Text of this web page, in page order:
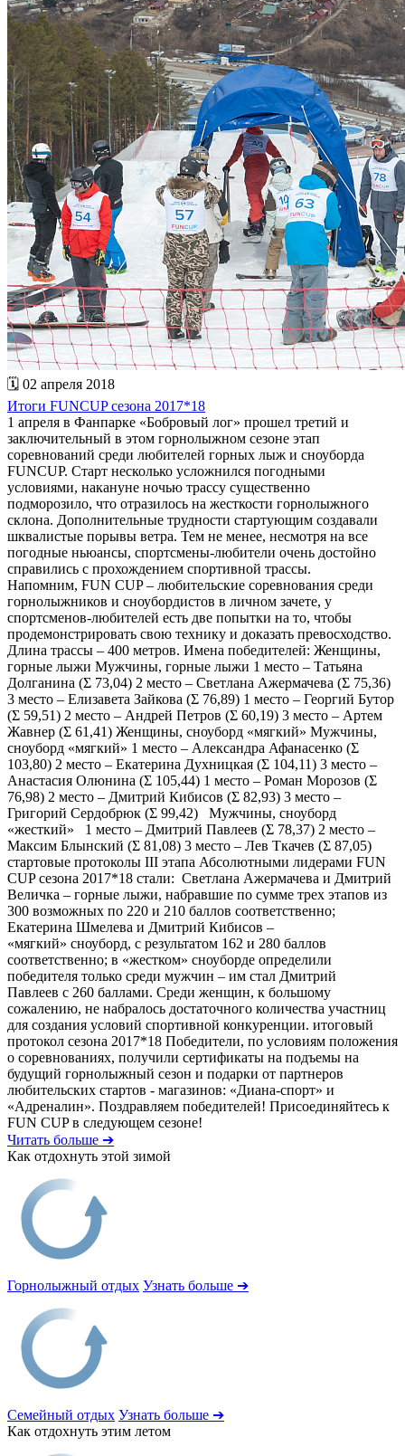
🗓 02 апреля 2018
Итоги FUNCUP сезона 2017*18
1 апреля в Фанпарке «Бобровый лог» прошел третий и
заключительный в этом горнолыжном сезоне этап
соревнований среди любителей горных лыж и сноуборда
FUNCUP. Старт несколько усложнился погодными
условиями, накануне ночью трассу существенно
подморозило, что отразилось на жесткости горнолыжного
склона. Дополнительные трудности стартующим создавали
шквалистые порывы ветра. Тем не менее, несмотря на все
погодные ньюансы, спортсмены-любители очень достойно
справились с прохождением спортивной трассы.
Напомним, FUN CUP – любительские соревнования среди
горнолыжников и сноубордистов в личном зачете, у
спортсменов-любителей есть две попытки на то, чтобы
продемонстрировать свою технику и доказать превосходство.
Длина трассы – 400 метров. Имена победителей: Женщины,
горные лыжи Мужчины, горные лыжи 1 место – Татьяна
Долганина (Ʃ 73,04) 2 место – Светлана Ажермачева (Ʃ 75,36)
3 место – Елизавета Зайкова (Ʃ 76,89) 1 место – Георгий Бутор
(Ʃ 59,51) 2 место – Андрей Петров (Ʃ 60,19) 3 место – Артем
Жавнер (Ʃ 61,41) Женщины, сноуборд «мягкий» Мужчины,
сноуборд «мягкий» 1 место – Александра Афанасенко (Ʃ
103,80) 2 место – Екатерина Духницкая (Ʃ 104,11) 3 место –
Анастасия Олюнина (Ʃ 105,44) 1 место – Роман Морозов (Ʃ
76,98) 2 место – Дмитрий Кибисов (Ʃ 82,93) 3 место –
Григорий Сердобрюк (Ʃ 99,42) Мужчины, сноуборд
«жесткий» 1 место – Дмитрий Павлеев (Ʃ 78,37) 2 место –
Максим Блынский (Ʃ 81,08) 3 место – Лев Ткачев (Ʃ 87,05)
стартовые протоколы III этапа Абсолютными лидерами FUN
CUP сезона 2017*18 стали: Светлана Ажермачева и Дмитрий
Величка – горные лыжи, набравшие по сумме трех этапов из
300 возможных по 220 и 210 баллов соответственно;
Екатерина Шмелева и Дмитрий Кибисов –
«мягкий» сноуборд, с результатом 162 и 280 баллов
соответственно; в «жестком» сноуборде определили
победителя только среди мужчин – им стал Дмитрий
Павлеев с 260 баллами. Среди женщин, к большому
сожалению, не набралось достаточного количества участниц
для создания условий спортивной конкуренции. итоговый
протокол сезона 2017*18 Победители, по условиям положения
о соревнованиях, получили сертификаты на подъемы на
будущий горнолыжный сезон и подарки от партнеров
любительских стартов - магазинов: «Диана-спорт» и
«Адреналин». Поздравляем победителей! Присоединяйтесь к
FUN CUP в следующем сезоне!
Читать больше ➔
Как отдохнуть этой зимой
Горнолыжный отдых Узнать больше ➔
Семейный отдых Узнать больше ➔
Как отдохнуть этим летом